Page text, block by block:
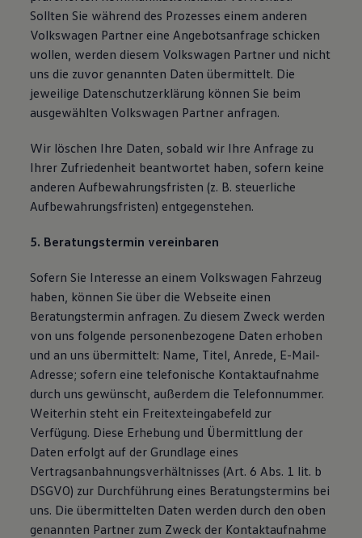
Sollten Sie während des Prozesses einem anderen
Volkswagen Partner eine Angebotsanfrage schicken
wollen, werden diesem Volkswagen Partner und nicht
uns die zuvor genannten Daten übermittelt. Die
jeweilige Datenschutzerklärung können Sie beim
ausgewählten Volkswagen Partner anfragen.
Wir löschen Ihre Daten, sobald wir Ihre Anfrage zu
Ihrer Zufriedenheit beantwortet haben, sofern keine
anderen Aufbewahrungsfristen (z. B. steuerliche
Aufbewahrungsfristen) entgegenstehen.
5. Beratungstermin vereinbaren
Sofern Sie Interesse an einem Volkswagen Fahrzeug
haben, können Sie über die Webseite einen
Beratungstermin anfragen. Zu diesem Zweck werden
von uns folgende personenbezogene Daten erhoben
und an uns übermittelt: Name, Titel, Anrede, E-Mail-
Adresse; sofern eine telefonische Kontaktaufnahme
durch uns gewünscht, außerdem die Telefonnummer.
Weiterhin steht ein Freitexteingabefeld zur
Verfügung. Diese Erhebung und Übermittlung der
Daten erfolgt auf der Grundlage eines
Vertragsanbahnungsverhältnisses (Art. 6 Abs. 1 lit. b
DSGVO) zur Durchführung eines Beratungstermins bei
uns. Die übermittelten Daten werden durch den oben
genannten Partner zum Zweck der Kontaktaufnahme